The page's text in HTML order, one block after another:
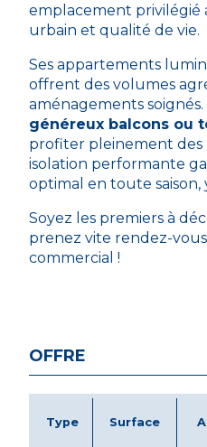
emplacement privilégié
urbain et qualité de vie.
Ses appartements
offrent des volumes
aménagements
généreux balcons ou
profiter pleinement des
isolation performante
optimal en toute saison,
Soyez les premiers à
prenez vite rendez-
commercial !
OFFRE
Type Surface